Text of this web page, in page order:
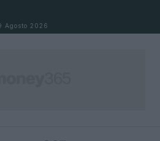
Agosto 2026